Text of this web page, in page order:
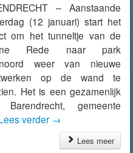
– Aanstaande
(12 januari) start het
om het tunneltje van de
Rede naar park
weer van nieuwe
op de wand te
Het is een gezamenlijk
gemeente
verder →
Lees meer